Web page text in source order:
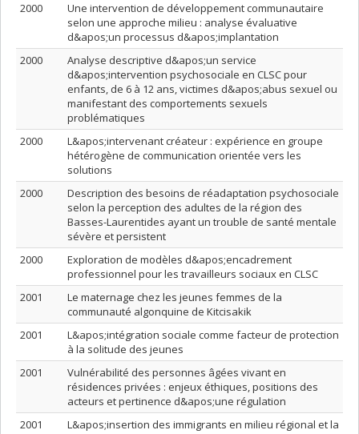
2000
Une intervention de développement communautaire
selon une approche milieu : analyse évaluative
d&apos;un processus d&apos;implantation
2000
Analyse descriptive d&apos;un service
d&apos;intervention psychosociale en CLSC pour
enfants, de 6 à 12 ans, victimes d&apos;abus sexuel ou
manifestant des comportements sexuels
problématiques
2000
L&apos;intervenant créateur : expérience en groupe
hétérogène de communication orientée vers les
solutions
2000
Description des besoins de réadaptation psychosociale
selon la perception des adultes de la région des
Basses-Laurentides ayant un trouble de santé mentale
sévère et persistent
2000
Exploration de modèles d&apos;encadrement
professionnel pour les travailleurs sociaux en CLSC
2001
Le maternage chez les jeunes femmes de la
communauté algonquine de Kitcisakik
2001
L&apos;intégration sociale comme facteur de protection
à la solitude des jeunes
2001
Vulnérabilité des personnes âgées vivant en
résidences privées : enjeux éthiques, positions des
acteurs et pertinence d&apos;une régulation
2001
L&apos;insertion des immigrants en milieu régional et la